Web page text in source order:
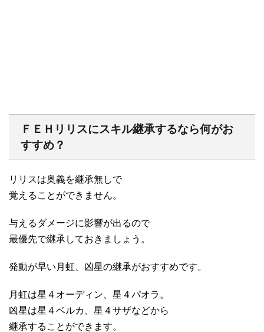
ＦＥＨリリスにスキル継承するなら何がお
すすめ？
リリスは奥義を継承無しで
覚えることができません。
与えるダメージに影響が出るので
最優先で継承しておきましょう。
発動が早い月虹、凶星の継承がおすすめです。
月虹は星４オーディン、星４パオラ。
凶星は星４ベルカ、星４サザなどから
継承することができます。